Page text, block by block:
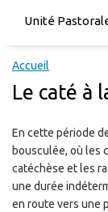
Unité
Accueil
Le caté à
En cette période
bousculée, où les
catéchèse et les
une durée
en route vers une